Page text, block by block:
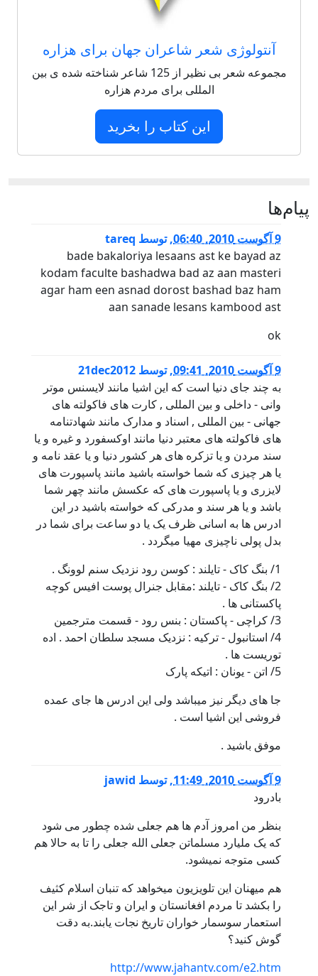
آنتولوژی شعر شاعران جهان برای هزاره
مجموعه شعر بی نظیر از 125 شاعر شناخته شده ی بین
المللی برای مردم هزاره
این کتاب را بخرید
پيام‌ها
9 آگوست 2010, 06:40 ,توسط tareq
bade bakaloriya lesaans ast ke bayad az
kodam faculte bashadwa bad az aan masteri
agar ham een asnad dorost bashad baz ham
aan sanade lesans kambood ast
ok
9 آگوست 2010, 09:41 ,توسط 21dec2012
به چند جای دنیا است که این اشیا مانند لایسنس موتر
وانی - داخلی و بین المللی , کارت های فاکولته های
جهانی - بین المللی , اسناد و مدارک مانند شهادتنامه
های فاکولته های معتبر دنیا مانند اوکسفورد و غیره و یا
سند مردن و یا تزکره های هر کشور دنیا و یا عقد نامه و
یا هر چیزی که شما خواسته باشید مانند پاسپورت های
لایزری و یا پاسپورت های که عکسش مانند چهر شما
باشد و یا هر سند و مدرکی که خواسته باشید در این
ادرس ها به اسانی ظرف یک یا دو ساعت برای شما در
بدل پولی ناچیزی مهیا میگردد .
1/ بنگ کاک - تایلند : کوسن رود نزدیک سنم لوونگ .
2/ بنگ کاک - تایلند :مقابل جنرال پوست افیس کوچه
پاکستانی ها .
3/ کراچی - پاکستان : بنس رود - قسمت مترجمین
4/ استانبول - ترکیه : نزدیک مسجد سلطان احمد . اده
توریست ها .
5/ اتن - یونان : اتیکه پارک
جا های دیگر نیز میباشد ولی این ادرس ها جای عمده
فروشی این اشیا است .
موفق باشید .
9 آگوست 2010, 11:49 ,توسط jawid
بادرود
بنظر من امروز آدم ها هم جعلی شده چطور می شود
که یک ملیارد مسلماتن جعلی الله جعلی را تا به حالا هم
کسی متوجه نمیشود.
هم میهنان این تلویزیون میخواهد که تنبان اسلام کثیف
را بکشد تا مردم افغانستان و ایران و تاجک از شر این
استعمار سوسمار خواران تاریخ نجات یابند.به دقت
گوش کنید؟
http://www.jahantv.com/e2.htm